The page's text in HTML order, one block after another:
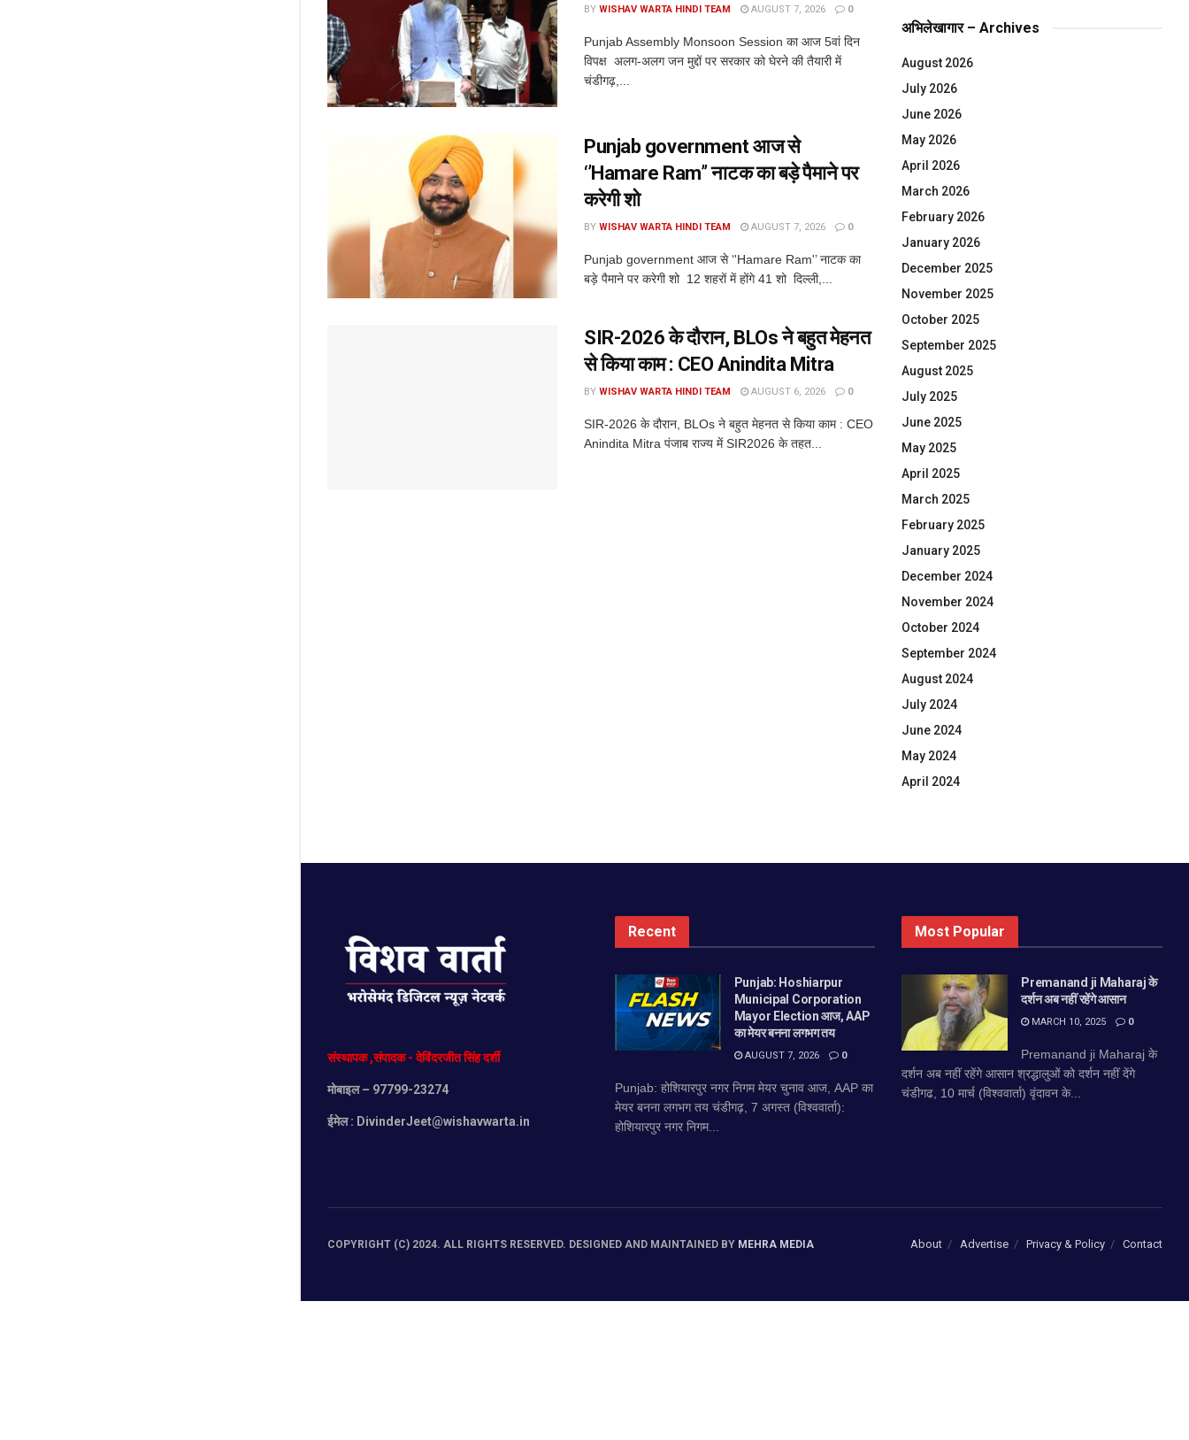
BY WISHAV WARTA HINDI TEAM AUGUST 7, 2026 0
Punjab Assembly Monsoon Session का आज 5वां दिन
विपक्ष अलग-अलग जन मुद्दों पर सरकार को घेरने की तैयारी में
चंडीगढ़,...
Punjab government आज से
‘’Hamare Ram’’ नाटक का बड़े पैमाने पर
करेगी शो
BY WISHAV WARTA HINDI TEAM AUGUST 7, 2026 0
Punjab government आज से ‘'Hamare Ram'’ नाटक का
बड़े पैमाने पर करेगी शो 12 शहरों में होंगे 41 शो दिल्ली,...
SIR-2026 के दौरान, BLOs ने बहुत मेहनत
से किया काम : CEO Anindita Mitra
BY WISHAV WARTA HINDI TEAM AUGUST 6, 2026 0
SIR-2026 के दौरान, BLOs ने बहुत मेहनत से किया काम : CEO
Anindita Mitra पंजाब राज्य में SIR2026 के तहत...
अभिलेखागार – Archives
August 2026
July 2026
June 2026
May 2026
April 2026
March 2026
February 2026
January 2026
December 2025
November 2025
October 2025
September 2025
August 2025
July 2025
June 2025
May 2025
April 2025
March 2025
February 2025
January 2025
December 2024
November 2024
October 2024
September 2024
August 2024
July 2024
June 2024
May 2024
April 2024
संस्थापक,संपादक-देविंदरजीतसिंहदर्शी
मोबाइल– 97799-23274
ईमेल : DivinderJeet@wishavwarta.in
Recent
Punjab: Hoshiarpur
Municipal Corporation
Mayor Election आज, AAP
का मेयर बनना लगभग तय
AUGUST 7, 2026 0
Punjab: होशियारपुर नगर निगम मेयर चुनाव आज, AAP का
मेयर बनना लगभग तय चंडीगढ़, 7 अगस्त (विश्ववार्ता):
होशियारपुर नगर निगम...
Most Popular
Premanand ji Maharaj के
दर्शन अब नहीं रहेंगे आसान
MARCH 10, 2025 0
Premanand ji Maharaj के
दर्शन अब नहीं रहेंगे आसान श्रद्धालुओं को दर्शन नहीं देंगे
चंडीगढ, 10 मार्च (विश्ववार्ता) वृंदावन के...
About Advertise Privacy & Policy Contact
COPYRIGHT (C) 2024. ALL RIGHTS RESERVED. DESIGNED AND MAINTAINED BY MEHRA MEDIA